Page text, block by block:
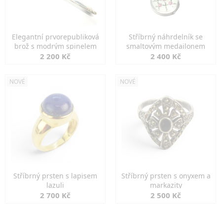
Elegantní prvorepubliková
brož s modrým spinelem
2 200 Kč
Stříbrný náhrdelník se
smaltovým medailonem
2 400 Kč
NOVÉ
Stříbrný prsten s lapisem
lazuli
2 700 Kč
NOVÉ
Stříbrný prsten s onyxem a
markazity
2 500 Kč